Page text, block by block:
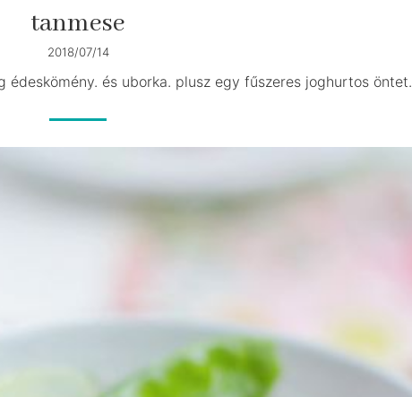
tanmese
2018/07/14
édeskömény. és uborka. plusz egy fűszeres joghurtos öntet.